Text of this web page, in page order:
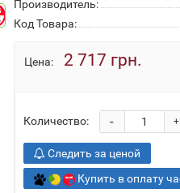
Производитель:
Код Товара:
Цена: 2 717 грн.
Количество: +
-
Следить за ценой
Купить в оплату